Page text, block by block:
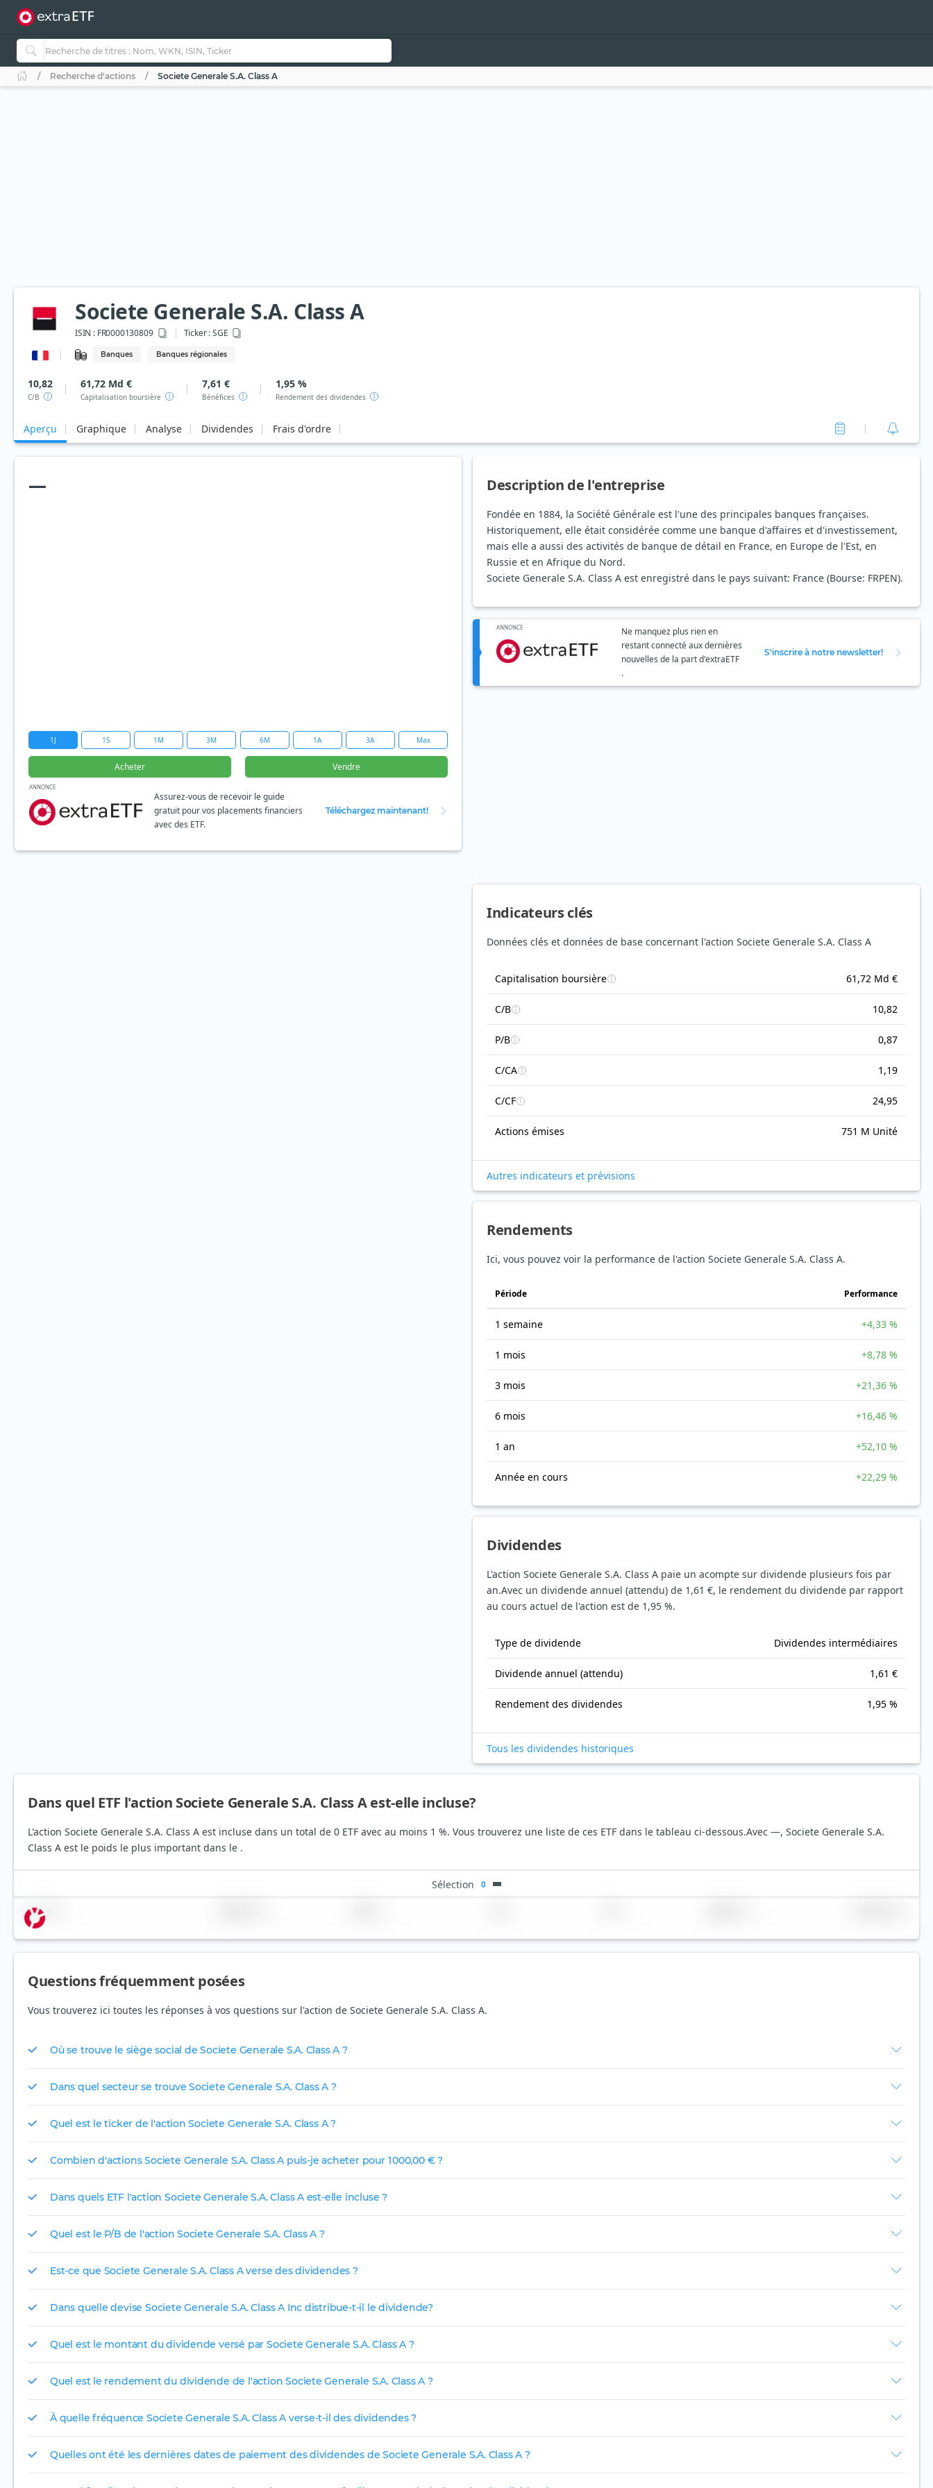
Recherche d'actions Societe Generale S.A. Class A
Societe Generale S.A. Class A
ISIN :FR0000130809 Ticker :SGE
Banques Banques régionales
10,82
C/B
61,72 Md €
Capitalisation boursière
7,61 €
Bénéfices
1,95 %
Rendement des dividendes
Aperçu Graphique Analyse Dividendes Frais d'ordre
—
1J 1S 1M 3M 6M 1A 3A Max
Acheter Vendre
ANNONCE
Assurez-vous de recevoir le guide
gratuit pour vos placements financiers
avec des ETF.
Téléchargez maintenant!
Description de l'entreprise
Fondée en 1884, la Société Générale est l'une des principales banques françaises.
Historiquement, elle était considérée comme une banque d'affaires et d'investissement,
mais elle a aussi des activités de banque de détail en France, en Europe de l'Est, en
Russie et en Afrique du Nord.
Societe Generale S.A. Class A est enregistré dans le pays suivant: France (Bourse: FRPEN).
ANNONCE
Ne manquez plus rien en
restant connecté aux dernières
nouvelles de la part d'extraETF
.
S'inscrire à notre newsletter!
Indicateurs clés
Données clés et données de base concernant l'action Societe Generale S.A. Class A
Capitalisation boursière 61,72 Md €
C/B 10,82
P/B 0,87
C/CA 1,19
C/CF 24,95
Actions émises 751 M Unité
Autres indicateurs et prévisions
Rendements
Ici, vous pouvez voir la performance de l'action Societe Generale S.A. Class A.
Période Performance
1 semaine +4,33 %
1 mois +8,78 %
3 mois +21,36 %
6 mois +16,46 %
1 an +52,10 %
Année en cours +22,29 %
Dividendes
L'action Societe Generale S.A. Class A paie un acompte sur dividende plusieurs fois par
an.Avec un dividende annuel (attendu) de 1,61 €, le rendement du dividende par rapport
au cours actuel de l'action est de 1,95 %.
Type de dividende Dividendes intermédiaires
Dividende annuel (attendu) 1,61 €
Rendement des dividendes 1,95 %
Tous les dividendes historiques
Dans quel ETF l'action Societe Generale S.A. Class A est-elle incluse?
L'action Societe Generale S.A. Class A est incluse dans un total de 0 ETF avec au moins 1 %. Vous trouverez une liste de ces ETF dans le tableau ci-dessous.Avec —, Societe Generale S.A.
Class A est le poids le plus important dans le .
Sélection 0
Nom
Questions fréquemment posées
Vous trouverez ici toutes les réponses à vos questions sur l'action de Societe Generale S.A. Class A.
Où se trouve le siège social de Societe Generale S.A. Class A ?
Dans quel secteur se trouve Societe Generale S.A. Class A ?
Quel est le ticker de l'action Societe Generale S.A. Class A ?
Combien d'actions Societe Generale S.A. Class A puis-je acheter pour 1 000,00 € ?
Dans quels ETF l'action Societe Generale S.A. Class A est-elle incluse ?
Quel est le P/B de l'action Societe Generale S.A. Class A ?
Est-ce que Societe Generale S.A. Class A verse des dividendes ?
Dans quelle devise Societe Generale S.A. Class A Inc distribue-t-il le dividende?
Quel est le montant du dividende versé par Societe Generale S.A. Class A ?
Quel est le rendement du dividende de l'action Societe Generale S.A. Class A ?
À quelle fréquence Societe Generale S.A. Class A verse-t-il des dividendes ?
Quelles ont été les dernières dates de paiement des dividendes de Societe Generale S.A. Class A ?